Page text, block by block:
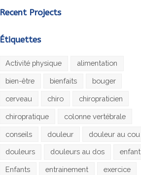
Recent Projects
Étiquettes
Activité physique alimentation
bien-être bienfaits bouger
cerveau chiro chiropraticien
chiropratique colonne vertébrale
conseils douleur douleur au cou
douleurs douleurs au dos enfant
Enfants entrainement exercice